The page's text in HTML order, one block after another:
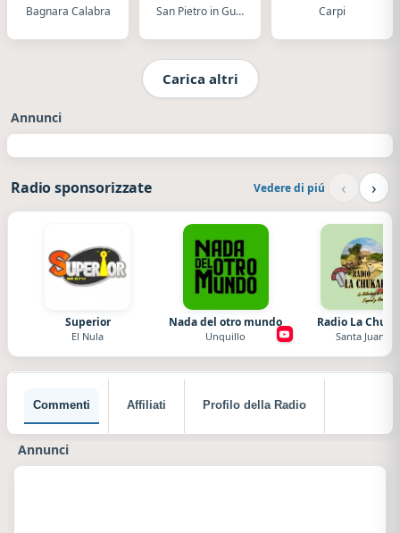
Bagnara Calabra San Pietro in Guarano Carpi
Carica altri
Annunci
Radio sponsorizzate Vedere di piú ‹ ›
Superior
El Nula
Nada del otro mundo
Unquillo
Radio La
Santa Juana
Commenti Affiliati Profilo della Radio
Annunci